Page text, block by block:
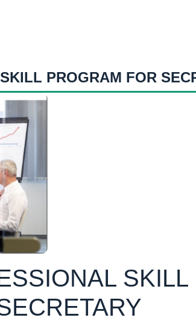
PROGRAM FOR
SKILL